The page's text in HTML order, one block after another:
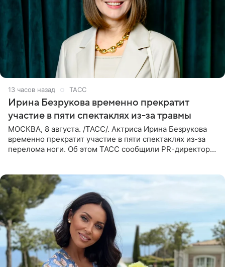
13 часов назад ТАСС
Ирина Безрукова временно прекратит
участие в пяти спектаклях из-за травмы
МОСКВА, 8 августа. /ТАСС/. Актриса Ирина Безрукова
временно прекратит участие в пяти спектаклях из-за
перелома ноги. Об этом ТАСС сообщили PR-директор